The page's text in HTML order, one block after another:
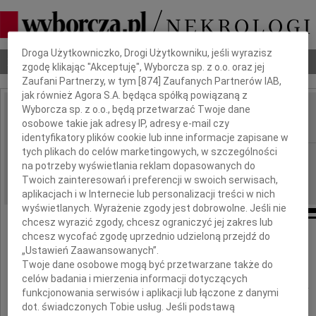
Nekrologi Odeszli Poradnik pogrzebowy
IMIĘ I NAZWISKO: Jacek Kucharzewski
REGION: Opole
DATA EMISJI: 25.07.2009
Pragniemy gorąco podziękować
Rodzinie, Przyjaciołom, Kolegom, Sąsiadom
i Wszystkim, którzy wspierali nas
Dbamy o Twoją prywatność
Droga Użytkowniczko, Drogi Użytkowniku, jeśli wyrazisz
zgodę klikając "Akceptuję", Wyborcza sp. z o.o. oraz jej
Zaufani Partnerzy, w tym [874 ] Zaufanych Partnerów IAB,
jak również Agora S.A. będąca spółką powiązaną z
Wyborcza sp. z o.o., będą przetwarzać Twoje dane
osobowe takie jak adresy IP, adresy e-mail czy
identyfikatory plików cookie lub inne informacje zapisane w
tych plikach do celów marketingowych, w szczególności
na potrzeby wyświetlania reklam dopasowanych do
Twoich zainteresowań i preferencji w swoich serwisach,
aplikacjach i w Internecie lub personalizacji treści w nich
wyświetlanych. Wyrażenie zgody jest dobrowolne. Jeśli nie
chcesz wyrazić zgody, chcesz ograniczyć jej zakres lub
chcesz wycofać zgodę uprzednio udzieloną przejdź do
„Ustawień Zaawansowanych”.
Twoje dane osobowe mogą być przetwarzane także do
celów badania i mierzenia informacji dotyczących
funkcjonowania serwisów i aplikacji lub łączone z danymi
dot. świadczonych Tobie usług. Jeśli podstawą